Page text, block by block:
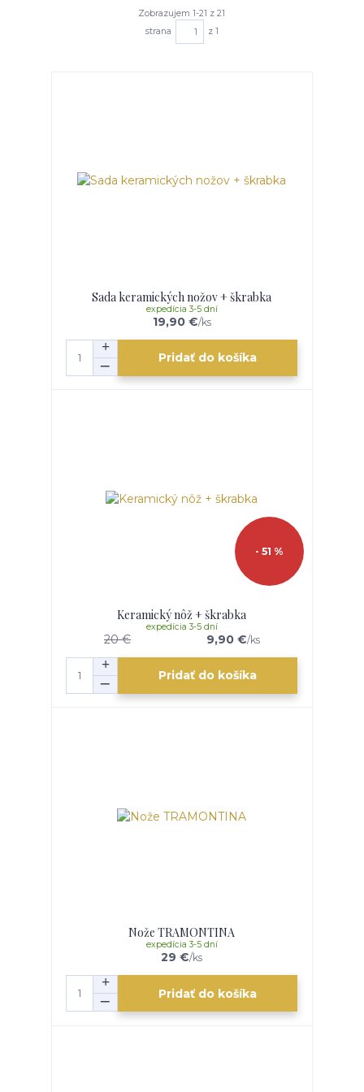
Zobrazujem 1-21 z 21
strana
z 1
Sada keramických nožov + škrabka
19,90 €/ks
expedícia 3-5 dní
Pridať do košíka
- 51 %
Keramický nôž + škrabka
20 € 9,90 €/ks
expedícia 3-5 dní
Pridať do košíka
Nože TRAMONTINA
29 €/ks
expedícia 3-5 dní
Pridať do košíka